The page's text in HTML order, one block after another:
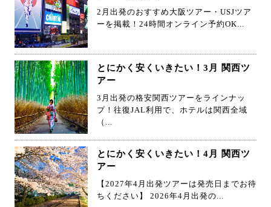
2月出発のおすすめ大阪ツアー・USJツア
ーを掲載！24時間オンライン予約OK...
とにかく安くいきたい！3月 関西ツ
アー
3月出発の格安関西ツアーをラインナッ
プ！往復JAL利用で、ホテルは関西全域
（...
とにかく安くいきたい！4月 関西ツ
アー
【2027年4月出発ツアーは発売日までお待
ちください】 2026年4月出発の...